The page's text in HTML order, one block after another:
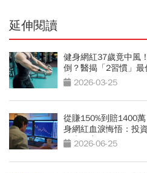
延伸閱讀
健身網紅37歲竟中風
倒？醫揭「2習慣」
跡象2026-03-25
從賺150%到賠1400
身網紅血淚悔悟：投
動也放棄
2026-06-25